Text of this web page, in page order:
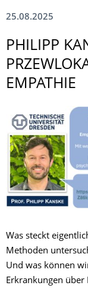
25.08.2025
PHILIPP
EMPATHIE
Was steckt
Methoden
Und was können
Erkrankungen über